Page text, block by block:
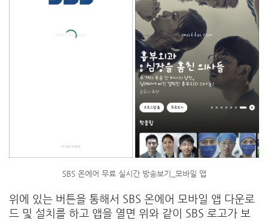
SBS 온에어 무료 실시간 방송보기_모바일 앱
위에 있는 버튼을 통해서 SBS 온에어 모바일 앱 다운로
드 및 설치를 하고 앱을 열면 위와 같이 SBS 로고가 보